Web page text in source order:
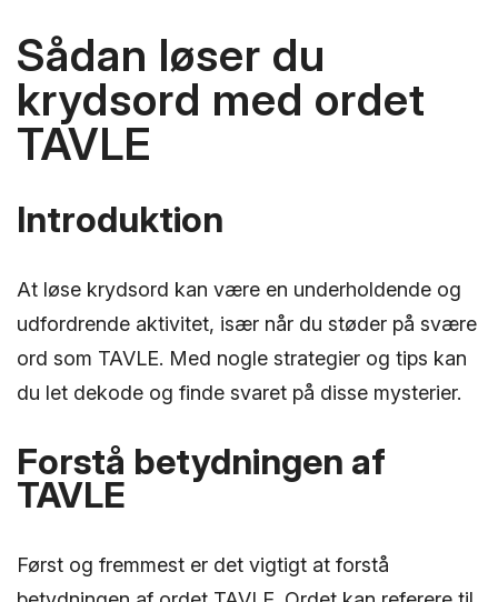
Sådan løser du
krydsord med ordet
TAVLE
Introduktion
At løse krydsord kan være en underholdende og
udfordrende aktivitet, især når du støder på svære
ord som TAVLE. Med nogle strategier og tips kan
du let dekode og finde svaret på disse mysterier.
Forstå betydningen af
TAVLE
Først og fremmest er det vigtigt at forstå